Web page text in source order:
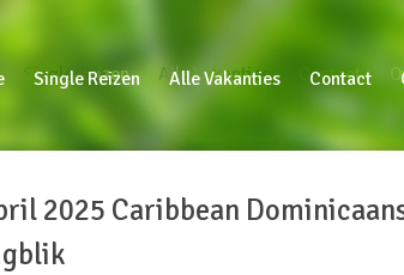
Single Reizen
Single Reizen Alle Vakanties
Alle Vakanties Contact
Contact
2025 Caribbean